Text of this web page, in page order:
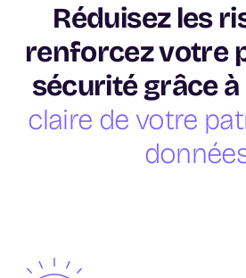
Réduisez les
renforcez votre
sécurité grâce à
claire de votre
Image